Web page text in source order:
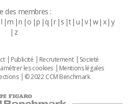
des membres :
l m n o p q r s t u v w x y
z
Publicité Recrutement
Societé
les cookies
Mentions légales
© 2022 CCM Benchmark